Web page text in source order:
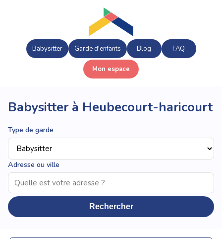
Babysitter Garde d'enfants Blog FAQ
Mon espace
Babysitter à Heubecourt-haricourt
Type de garde
Adresse ou ville
Rechercher